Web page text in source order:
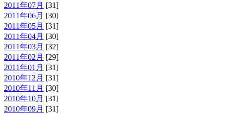
2011年07月 [31]
2011年06月 [30]
2011年05月 [31]
2011年04月 [30]
2011年03月 [32]
2011年02月 [29]
2011年01月 [31]
2010年12月 [31]
2010年11月 [30]
2010年10月 [31]
2010年09月 [31]